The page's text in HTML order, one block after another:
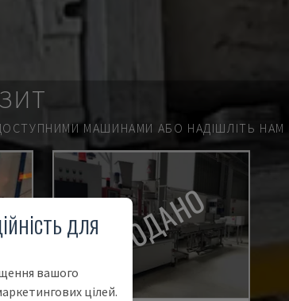
МАШИНАМИ АБО НАДІШЛІТЬ НАМ
ПРОДАНО
для
вашого
цілей.